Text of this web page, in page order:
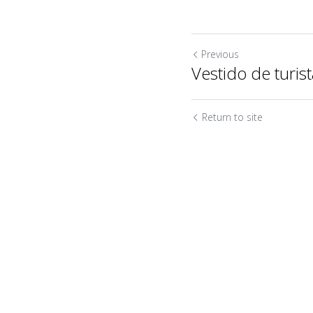
Previous
Vestido de
Return to site